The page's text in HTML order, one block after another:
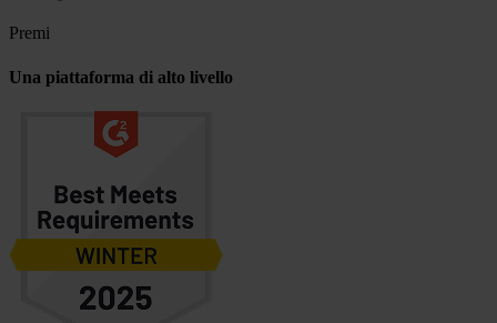
Premi
Una piattaforma di alto livello